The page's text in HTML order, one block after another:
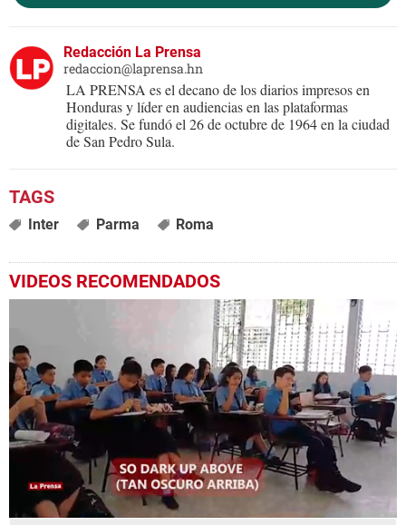
Redacción La Prensa
redaccion@laprensa.hn
LA PRENSA es el decano de los diarios impresos en
Honduras y líder en audiencias en las plataformas
digitales. Se fundó el 26 de octubre de 1964 en la ciudad
de San Pedro Sula.
Inter Parma Roma
VIDEOS RECOMENDADOS